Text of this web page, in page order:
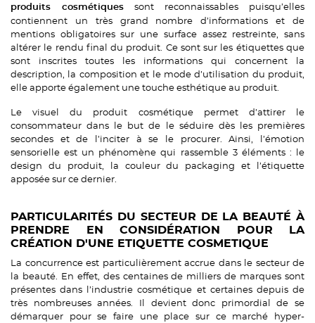
produits cosmétiques
sont reconnaissables puisqu’elles
contiennent un très grand nombre d’informations et de
mentions obligatoires sur une surface assez restreinte, sans
altérer le rendu final du produit. Ce sont sur les étiquettes que
sont inscrites toutes les informations qui concernent la
description, la composition et le mode d’utilisation du produit,
elle apporte également une touche esthétique au produit.
Le visuel du produit cosmétique permet d’attirer le
consommateur dans le but de le séduire dès les premières
secondes et de l’inciter à se le procurer. Ainsi, l’émotion
sensorielle est un phénomène qui rassemble 3 éléments : le
design du produit, la couleur du packaging et l’étiquette
apposée sur ce dernier.
PARTICULARITÉS DU SECTEUR DE LA BEAUTÉ À
PRENDRE EN CONSIDÉRATION POUR LA
CRÉATION D'UNE ETIQUETTE COSMETIQUE
La concurrence est particulièrement accrue dans le secteur de
la beauté. En effet, des centaines de milliers de marques sont
présentes dans l’industrie cosmétique et certaines depuis de
très nombreuses années. Il devient donc primordial de se
démarquer pour se faire une place sur ce marché hyper-